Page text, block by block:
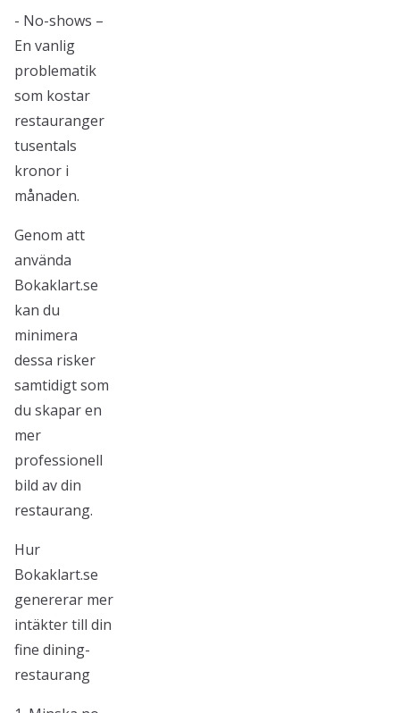
- No-shows –
En vanlig
problematik
som kostar
restauranger
tusentals
kronor i
månaden.
Genom att
använda
Bokaklart.se
kan du
minimera
dessa risker
samtidigt som
du skapar en
mer
professionell
bild av din
restaurang.
Hur
Bokaklart.se
genererar mer
intäkter till din
fine dining-
restaurang